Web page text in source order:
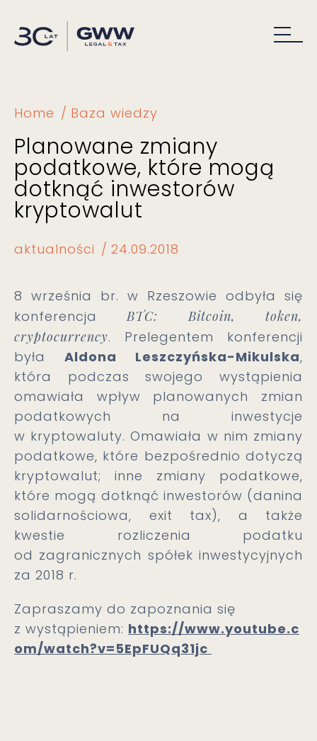
Home Baza wiedzy
Planowane zmiany
podatkowe, które mogą
dotknąć inwestorów
kryptowalut
aktualności 24.09.2018
8 września br. w Rzeszowie odbyła się
konferencjaBTC: Bitcoin, token,
cryptocurrency.
Prelegentem konferencji
była
Aldona Leszczyńska-Mikulska,
która podczas swojego wystąpienia
omawiała wpływ planowanych zmian
podatkowych na inwestycje
w kryptowaluty. Omawiała w nim zmiany
podatkowe, które bezpośrednio dotyczą
kryptowalut; inne zmiany podatkowe,
które mogą dotknąć inwestorów (danina
solidarnościowa, exit tax), a także
kwestie rozliczenia podatku
od zagranicznych spółek inwestycyjnych
za 2018 r.
Zapraszamy do zapoznania się
z wystąpieniem: https://www.youtube.c
om/watch?v=5EpFUQq31jc